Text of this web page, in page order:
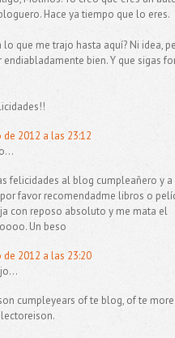
Hace ya tiempo que lo eres.
lo que me trajo hasta aquí? Ni idea,
endiabladamente bien. Y que sigas
de 2012 a las 23:12
felicidades al blog cumpleañero y a
por favor recomendadme libros o
con reposo absoluto y me mata el
Un beso
de 2012 a las 23:20
cumpleyears of te blog, of te